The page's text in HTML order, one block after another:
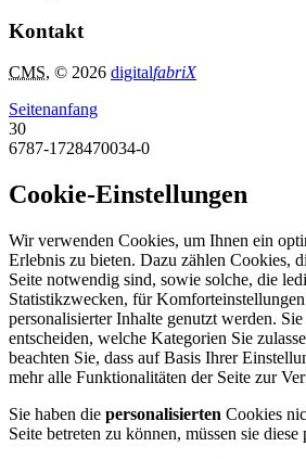
Kontakt
CMS, © 2026 digitalfabriX
Seitenanfang
30
6787-1728470034-0
Cookie-Einstellungen
Wir verwenden Cookies, um Ihnen ein
Erlebnis zu bieten. Dazu zählen Cookies,
Seite notwendig sind, sowie solche, die
Statistikzwecken, für
personalisierter Inhalte genutzt werden.
entscheiden, welche Kategorien Sie
beachten Sie, dass auf Basis Ihrer
mehr alle Funktionalitäten der Seite zur
Sie haben die personalisierten Cookies
Seite betreten zu können, müssen sie